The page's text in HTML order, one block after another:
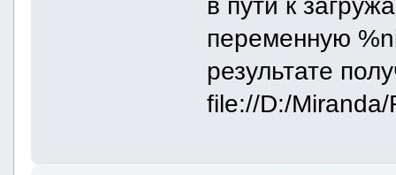
переменную
результате
file://D:/